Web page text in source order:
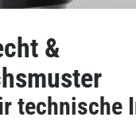
&
technische